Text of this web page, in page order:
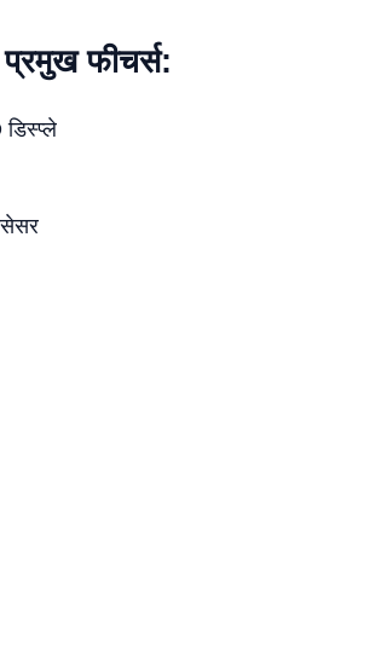
फीचर्स: